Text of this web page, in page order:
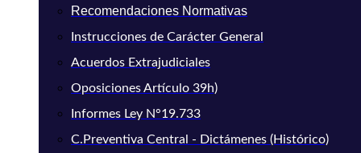
Recomendaciones Normativas
Instrucciones de Carácter General
Acuerdos Extrajudiciales
Oposiciones Artículo 39h)
Informes Ley N°19.733
C.Preventiva Central - Dictámenes (Histórico)